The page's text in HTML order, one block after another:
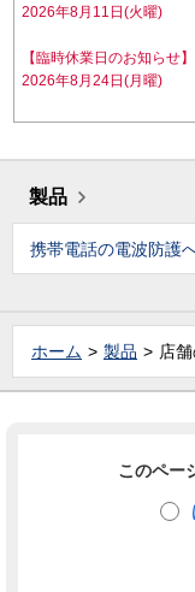
2026年8月11日(火曜)
【臨時休業日のお知らせ】
2026年8月24日(月曜)
製品
携帯電話の電波防護
ホーム 製品 店
このペー